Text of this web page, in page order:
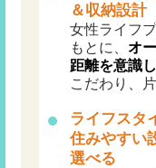
＆収納設計
女性ライフ
もとに、オ
距離を意識
こだわり、
ライフスタ
住みやすい
選べる